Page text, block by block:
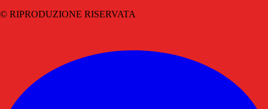
© RIPRODUZIONE RISERVATA